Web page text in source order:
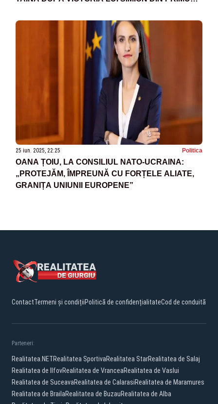
25 iun. 2025, 22:25 Politica
OANA ȚOIU, LA CONSILIUL NATO-UCRAINA:
„PROTEJĂM, ÎMPREUNĂ CU FORȚELE ALIATE,
GRANIȚA UNIUNII EUROPENE”
ContactTermeni și condițiiPolitică de confidențialitateCod de conduită
Parteneri:
Realitatea.NETRealitatea SportivaRealitatea StarRealitatea de Salaj
Realitatea de IlfovRealitatea de VranceaRealitatea de Vaslui
Realitatea de SuceavaRealitatea de CalarasiRealitatea de Maramures
Realitatea de BrailaRealitatea de BuzauRealitatea de Alba